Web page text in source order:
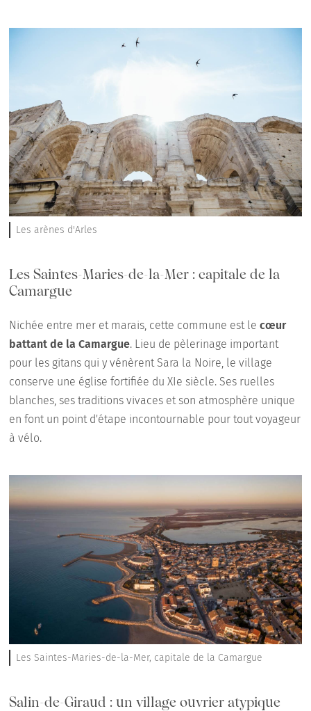
Les arènes d'Arles
Les Saintes-Maries-de-la-Mer : capitale de la
Camargue
Nichée entre mer et marais, cette commune est lecœur
battant de la Camargue. Lieu de pèlerinage important
pour les gitans qui y vénèrent Sara la Noire, le village
conserve une église fortifiée du XIe siècle. Ses ruelles
blanches, ses traditions vivaces et son atmosphère unique
en font un point d'étape incontournable pour tout voyageur
à vélo.
Les Saintes-Maries-de-la-Mer, capitale de la Camargue
Salin-de-Giraud : un village ouvrier atypique